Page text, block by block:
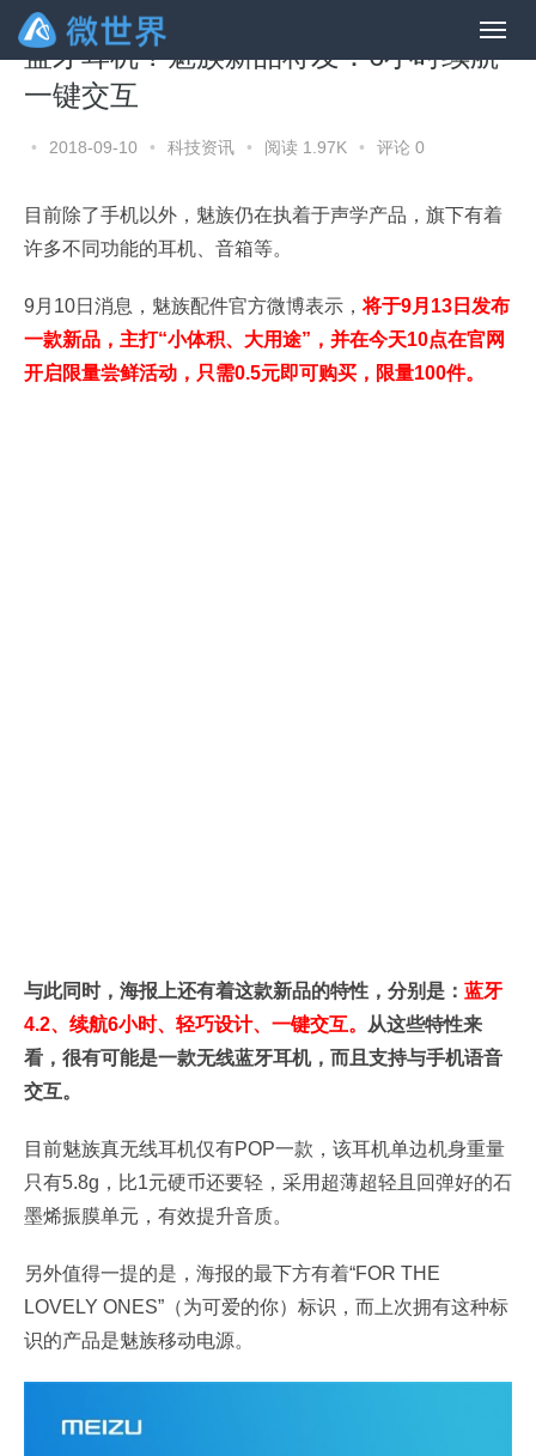
蓝牙耳机？魅族新品将发：6小时续航
一键交互
• 2018-09-10 • 科技资讯 • 阅读 1.97K • 评论 0
目前除了手机以外，魅族仍在执着于声学产品，旗下有着
许多不同功能的耳机、音箱等。
9月10日消息，魅族配件官方微博表示，将于9月13日发布
一款新品，主打“小体积、大用途”，并在今天10点在官网
开启限量尝鲜活动，只需0.5元即可购买，限量100件。
与此同时，海报上还有着这款新品的特性，分别是： 蓝牙
4.2、续航6小时、轻巧设计、一键交互。
从这些特性来
看，很有可能是一款无线蓝牙耳机，而且支持与手机语音
交互。
目前魅族真无线耳机仅有POP一款，该耳机单边机身重量
只有5.8g，比1元硬币还要轻，采用超薄超轻且回弹好的石
墨烯振膜单元，有效提升音质。
另外值得一提的是，海报的最下方有着“FOR THE
LOVELY ONES”（为可爱的你）标识，而上次拥有这种标
识的产品是魅族移动电源。